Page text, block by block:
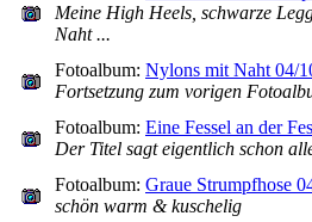
Meine High Heels, schwarze
Naht ...
Fotoalbum: Nylons mit Naht 04/
Fortsetzung zum vorigen
Fotoalbum: Eine Fessel an der
Der Titel sagt eigentlich schon
Fotoalbum: Graue Strumpfhose
schön warm & kuschelig